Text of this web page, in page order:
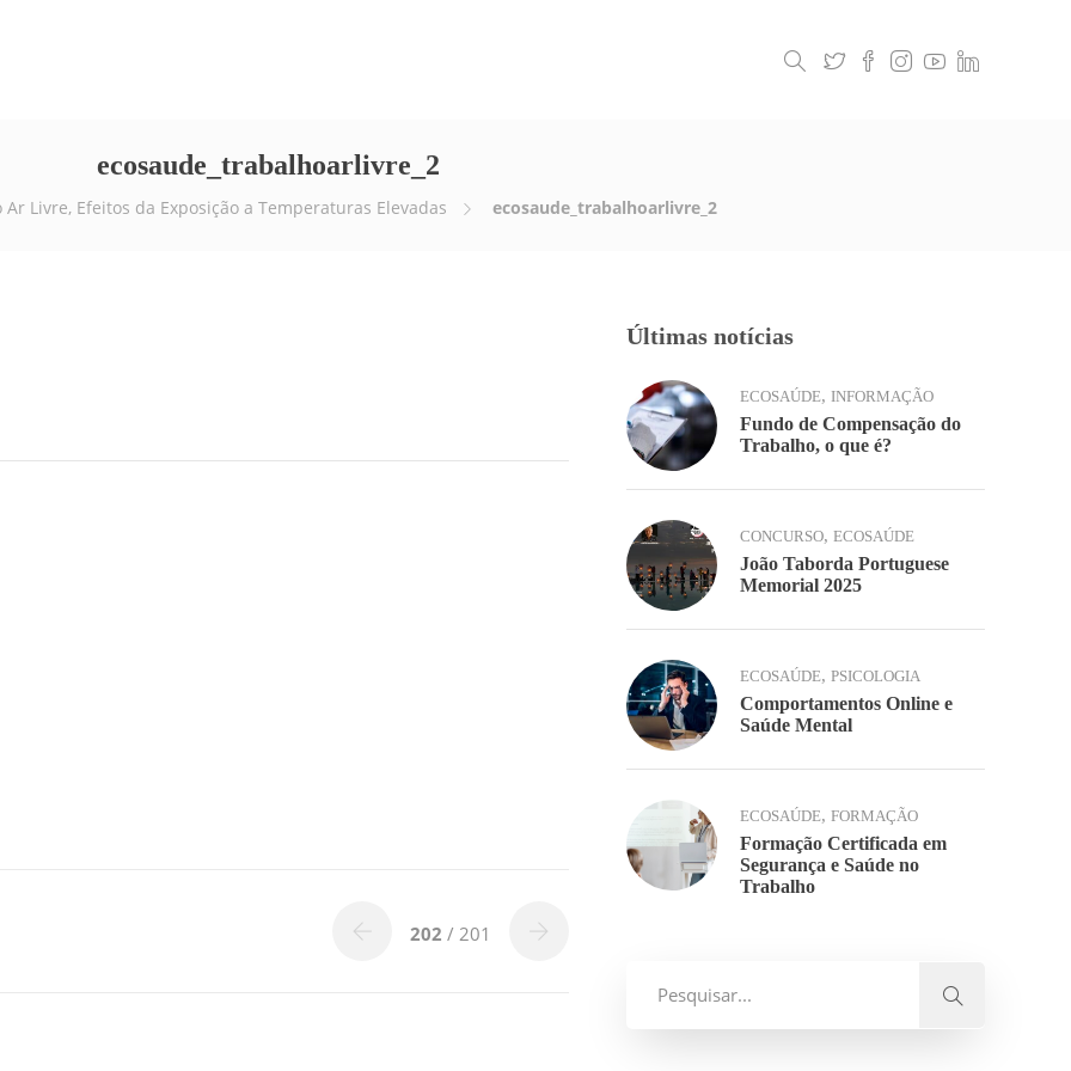
ecosaude_trabalhoarlivre_2
Livre, Efeitos da Exposição a Temperaturas Elevadas ecosaude_trabalhoarlivre_2
202 / 201
Últimas notícias
ECOSAÚDE, INFORMAÇÃO
Fundo de Compensação do
Trabalho, o que é?
CONCURSO, ECOSAÚDE
João Taborda Portuguese
Memorial 2025
ECOSAÚDE, PSICOLOGIA
Comportamentos Online e
Saúde Mental
ECOSAÚDE, FORMAÇÃO
Formação Certificada em
Segurança e Saúde no
Trabalho